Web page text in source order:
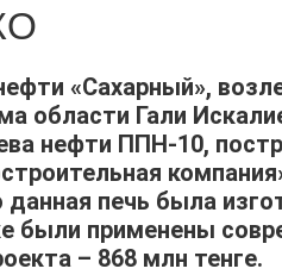
«Сахарный»,
области Гали
нефти ППН-10,
печь была
были применены
– 868 млн тенге.